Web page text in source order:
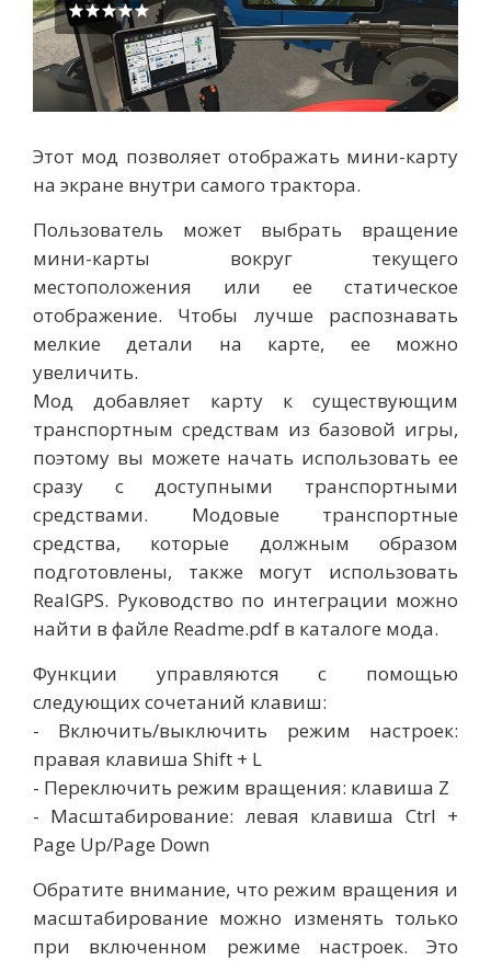
Этот мод позволяет отображать мини-карту
на экране внутри самого трактора.
Пользователь может выбрать вращение
мини-карты вокруг текущего
местоположения или ее статическое
отображение. Чтобы лучше распознавать
мелкие детали на карте, ее можно
увеличить.
Мод добавляет карту к существующим
транспортным средствам из базовой игры,
поэтому вы можете начать использовать ее
сразу с доступными транспортными
средствами. Модовые транспортные
средства, которые должным образом
подготовлены, также могут использовать
RealGPS. Руководство по интеграции можно
найти в файле Readme.pdf в каталоге мода.
Функции управляются с помощью
следующих сочетаний клавиш:
- Включить/выключить режим настроек:
правая клавиша Shift + L
- Переключить режим вращения: клавиша Z
- Масштабирование: левая клавиша Ctrl +
Page Up/Page Down
Обратите внимание, что режим вращения и
масштабирование можно изменять только
при включенном режиме настроек. Это